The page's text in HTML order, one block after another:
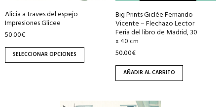
Alicia a traves del espejo
Impresiones Glicee
50.00€
SELECCIONAR OPCIONES
página
de
producto
Big Prints Giclée Fernando
Vicente – Flechazo Lector
Feria del libro de Madrid, 30
x 40 cm
50.00€
AÑADIR AL CARRITO